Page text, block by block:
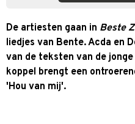
De artiesten gaan in Beste
liedjes van Bente. Acda en
van de teksten van de
koppel brengt een
'Hou van mij'.